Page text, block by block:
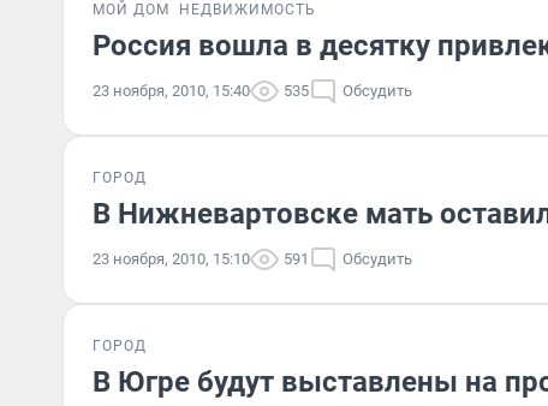
МОЙ ДОМ НЕДВИЖИМОСТЬ
Россия вошла в десятку
23 ноября, 2010, 15:40 535 Обсудить
ГОРОД
В Нижневартовске мать
23 ноября, 2010, 15:10 591 Обсудить
ГОРОД
В Югре будут выставлены на